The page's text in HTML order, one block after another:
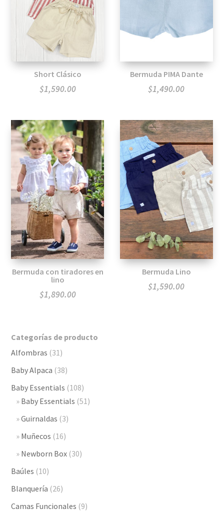
Short Clásico
$1,590.00
Bermuda PIMA Dante
$1,490.00
Bermuda con tiradores en
lino
$1,890.00
Bermuda Lino
$1,590.00
Categorías de producto
Alfombras (31)
Baby Alpaca (38)
Baby Essentials (108)
Baby Essentials (51)
Guirnaldas (3)
Muñecos (16)
Newborn Box (30)
Baúles (10)
Blanquería (26)
Camas Funcionales (9)